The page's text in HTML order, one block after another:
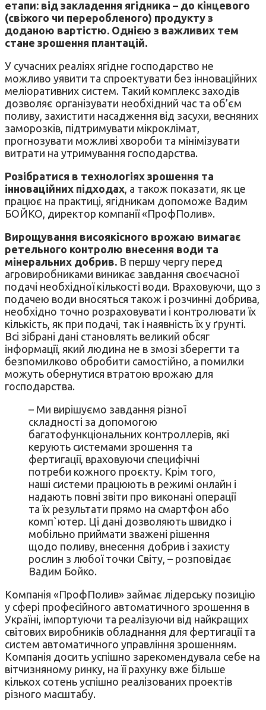
етапи: від закладення ягідника – до кінцевого
(свіжого чи переробленого) продукту з
доданою вартістю. Однією з важливих тем
стане зрошення плантацій.
У сучасних реаліях ягідне господарство не
можливо уявити та спроектувати без інноваційних
меліоративних систем. Такий комплекс заходів
дозволяє організувати необхідний час та об’єм
поливу, захистити насадження від засухи, весняних
заморозків, підтримувати мікроклімат,
прогнозувати можливі хвороби та мінімізувати
витрати на утримування господарства.
Розібратися в технологіях зрошення та
інноваційних підходах , а також показати, як це
працює на практиці, ягідникам допоможе Вадим
БОЙКО, директор компанії «ПрофПолив».
Вирощування висоякісного врожаю вимагає
ретельного контролю внесення води та
мінеральних добрив. В першу чергу перед
агровиробниками виникає завдання своєчасної
подачі необхідної кількості води. Враховуючи, що з
подачею води вносяться також і розчинні добрива,
необхідно точно розраховувати і контролювати їх
кількість, як при подачі, так і наявність їх у ґрунті.
Всі зібрані дані становлять великий обсяг
інформації, який людина не в змозі зберегти та
безпомилково обробити самостійно, а помилки
можуть обернутися втратою врожаю для
господарства.
– Ми вирішуємо завдання різної
складності за допомогою
багатофункціональних контроллерів, які
керують системами зрошення та
фертигації, враховуючи специфічні
потреби кожного проєкту. Крім того,
наші системи працюють в режимі онлайн і
надають повні звіти про виконані операції
та їх результати прямо на смартфон або
комп`ютер. Ці дані дозволяють швидко і
мобільно приймати зважені рішення
щодо поливу, внесення добрив і захисту
рослин з любої точки Світу, – розповідає
Вадим Бойко.
Компанія «ПрофПолив» займає лідерську позицію
у сфері професійного автоматичного зрошення в
Україні, імпортуючи та реалізуючи від найкращих
світових виробників обладнання для фертигації та
систем автоматичного управління зрошенням.
Компанія досить успішно зарекомендувала себе на
вітчизняному ринку, на її рахунку вже більше
кількох сотень успішно реалізованих проектів
різного масштабу.